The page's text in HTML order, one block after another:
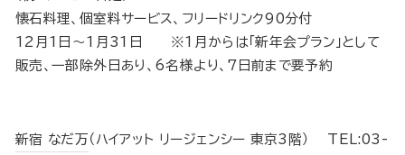
懐石料理、個室料サービス、フリードリンク90分付
12月1日～1月31日 ※1月からは「新年会プラン」として
販売、一部除外日あり、6名様より、7日前まで要予約
新宿 なだ万 （ハイアット リージェンシー 東京3階） TEL:03-